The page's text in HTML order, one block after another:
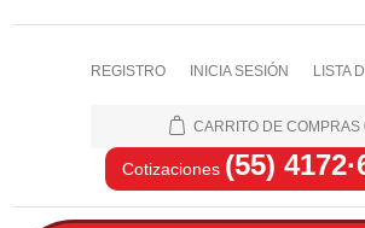
REGISTRO INICIA SESIÓN LISTA
CARRITO DE COMPRAS
Cotizaciones (55)